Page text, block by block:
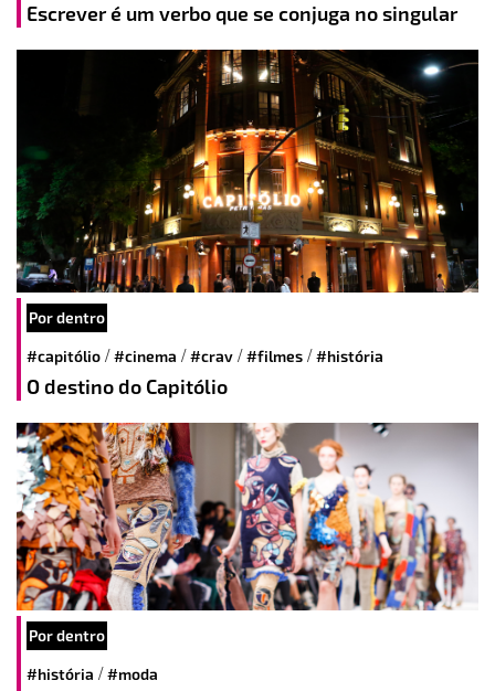
Escrever é um verbo que se conjuga no singular
Por dentro
#capitólio /#cinema /#crav /#filmes /#história
O destino do Capitólio
Por dentro
#história /#moda